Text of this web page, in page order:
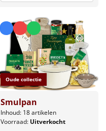
Oude collectie
Smulpan
Inhoud: 18 artikelen
Voorraad: Uitverkocht